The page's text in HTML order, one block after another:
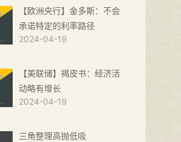
【欧洲央行】金多斯：不会
承诺特定的利率路径
2024-04-19
【美联储】褐皮书：经济活
动略有增长
2024-04-19
三角整理高抛低吸